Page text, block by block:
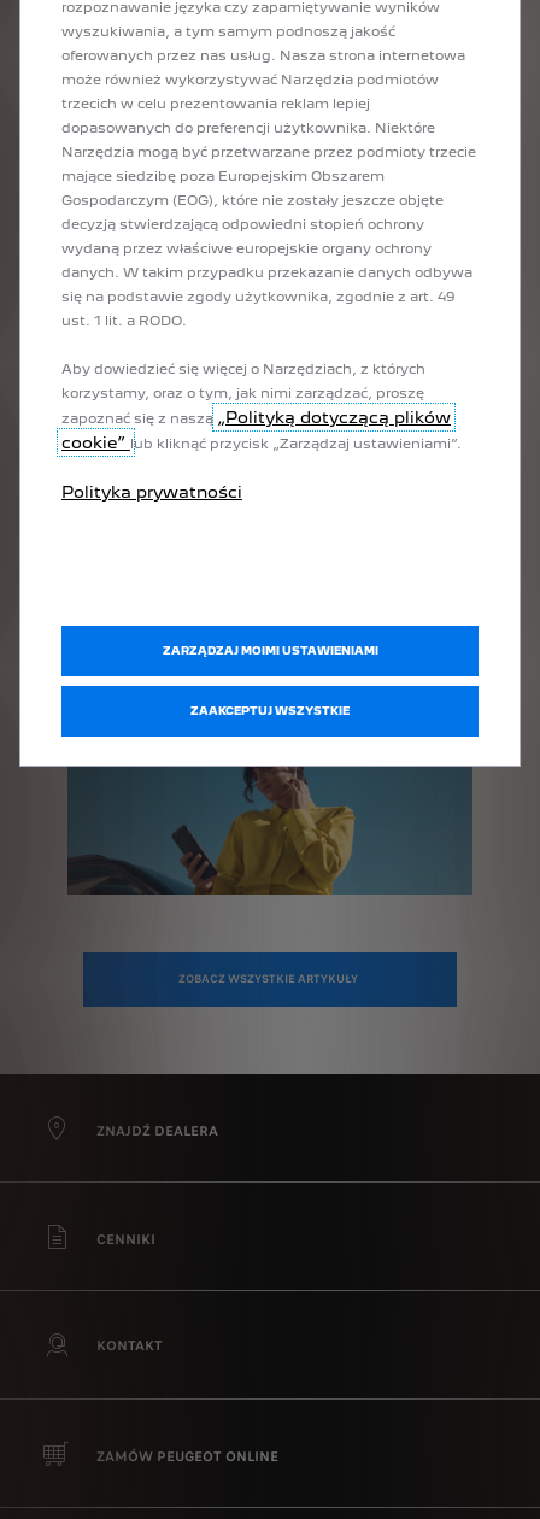
SOCHAUX – TU BIJE
SERCE PEUGEOT
Na pobliskich drogach samochody marki PEUGEOT stanowią
zdecydowaną większość. Sochaux zdecydowanie nie jest
pierwszym lepszym miastem. To tu bije serce marki i spotkamy
tu robotników, inżynierów i pasjonatów motoryzacji. To tu w
większość legendarnych modeli PEUGEOT. Zmodernizowana i
zelektryfikowana fabryka kontynuuje tradycje producenta, który
łączy innowacje technologiczne z głębokimi lokalnymi
korzeniami, a przemysłowy rygor z rzemieślniczym duchem.
Dlatego podróż PEUGEOT E‑5008 do Sochaux to coś więcej niż
wycieczka – to symboliczny powrót do domu. Ta podróż to
DISCOVER THE E-5008!
ZOBACZ WSZYSTKIE ARTYKUŁY
ZNAJDŹ DEALERA
CENNIKI
KONTAKT
ZAMÓW PEUGEOT ONLINE
rozpoznawanie języka czy zapamiętywanie wyników
wyszukiwania, a tym samym podnoszą jakość
oferowanych przez nas usług. Nasza strona internetowa
może również wykorzystywać Narzędzia podmiotów
trzecich w celu prezentowania reklam lepiej
dopasowanych do preferencji użytkownika. Niektóre
Narzędzia mogą być przetwarzane przez podmioty trzecie
mające siedzibę poza Europejskim Obszarem
Gospodarczym (EOG), które nie zostały jeszcze objęte
decyzją stwierdzającą odpowiedni stopień ochrony
wydaną przez właściwe europejskie organy ochrony
danych. W takim przypadku przekazanie danych odbywa
się na podstawie zgody użytkownika, zgodnie z art. 49
ust. 1 lit. a RODO.
Aby dowiedzieć się więcej o Narzędziach, z których
korzystamy, oraz o tym, jak nimi zarządzać, proszę
zapoznać się z naszą „Polityką dotyczącą plików
cookie” lub kliknąć przycisk „Zarządzaj ustawieniami”.
Polityka prywatności
ZARZĄDZAJ MOIMI USTAWIENIAMI
ZAAKCEPTUJ WSZYSTKIE